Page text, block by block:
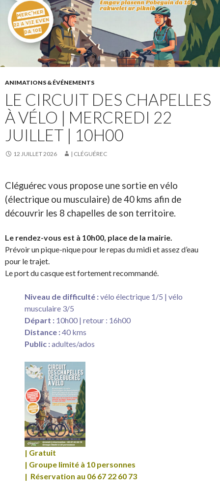
ANIMATIONS & ÉVÉNEMENTS
LE CIRCUIT DES CHAPELLES
À VÉLO | MERCREDI 22
JUILLET | 10H00
12 JUILLET 2026 | CLÉGUÉREC
Cléguérec vous propose une sortie en vélo
(électrique ou musculaire) de 40 kms afin de
découvrir les 8 chapelles de son territoire.
Le rendez-vous est à 10h00, place de la mairie.
Prévoir un pique-nique pour le repas du midi et assez d’eau
pour le trajet.
Le port du casque est fortement recommandé.
Niveau de difficulté :vélo électrique 1/5 | vélo
musculaire 3/5
Départ : 10h00 | retour : 16h00
Distance :40 kms
Public :adultes/ados
| Gratuit
| Groupe limité à 10 personnes
| Réservation au 06 67 22 60 73